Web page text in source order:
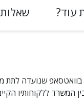
עוד?
בוואטסאפ שנועדה לתת
המשרד ללקוחותיו